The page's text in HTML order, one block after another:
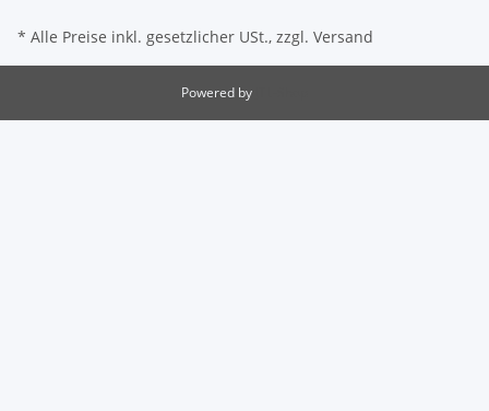
* Alle Preise inkl. gesetzlicher USt., zzgl. Versand
Powered by